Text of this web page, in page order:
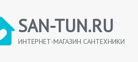
SAN-TUN.RU
ИНТЕРНЕТ-МАГАЗИН САНТЕХНИКИ